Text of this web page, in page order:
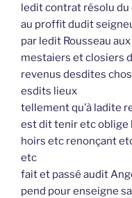
ledit contrat résolu
au proffit dudit
par ledit Rousseau
mestaiers et closiers
revenus desdites
esdits lieux
tellement qu’à ladite
est dit tenir etc oblige
hoirs etc renonçant
etc
fait et passé audit
pend pour enseigne